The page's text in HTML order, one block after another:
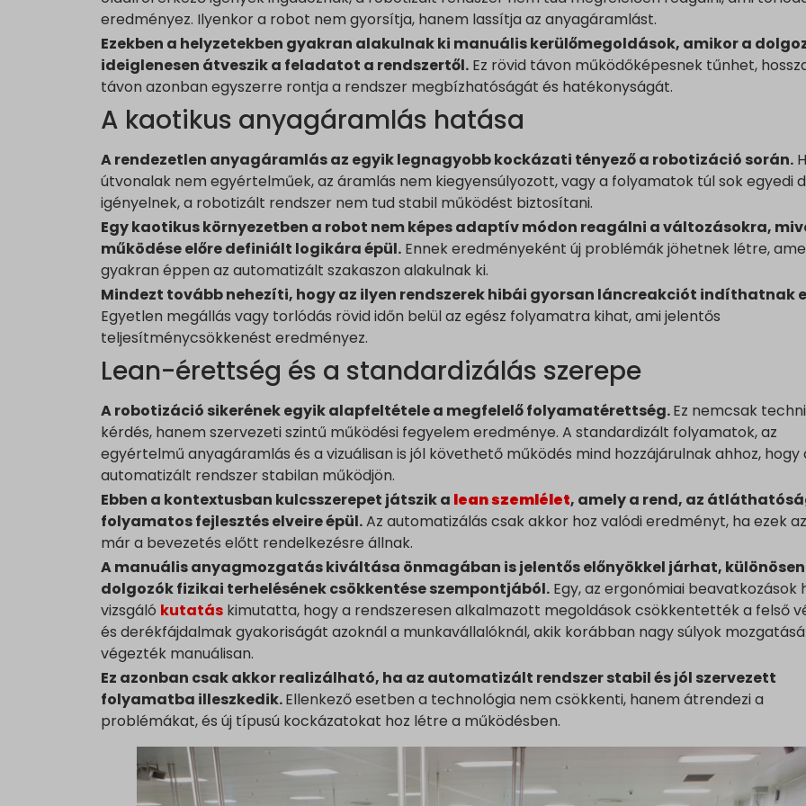
eredményez. Ilyenkor a robot nem gyorsítja, hanem lassítja az anyagáramlást.
Ezekben a helyzetekben gyakran alakulnak ki manuális kerülőmegoldások, amikor a
ideiglenesen átveszik a feladatot a rendszertől. Ez rövid távon működőképesnek tűnhet,
távon azonban egyszerre rontja a rendszer megbízhatóságát és hatékonyságát.
A kaotikus anyagáramlás hatása
A rendezetlen anyagáramlás az egyik legnagyobb kockázati tényező a robotizáció során.
útvonalak nem egyértelműek, az áramlás nem kiegyensúlyozott, vagy a folyamatok túl sok egyedi
igényelnek, a robotizált rendszer nem tud stabil működést biztosítani.
Egy kaotikus környezetben a robot nem képes adaptív módon reagálni a változásokra,
működése előre definiált logikára épül. Ennek eredményeként új problémák jöhetnek létre,
gyakran éppen az automatizált szakaszon alakulnak ki.
Mindezt tovább nehezíti, hogy az ilyen rendszerek hibái gyorsan láncreakciót indíthatnak
Egyetlen megállás vagy torlódás rövid időn belül az egész folyamatra kihat, ami jelentős
teljesítménycsökkenést eredményez.
Lean-érettség és a standardizálás szerepe
A robotizáció sikerének egyik alapfeltétele a megfelelő folyamatérettség.Ez nemcsak
kérdés, hanem szervezeti szintű működési fegyelem eredménye. A standardizált folyamatok, az
egyértelmű anyagáramlás és a vizuálisan is jól követhető működés mind hozzájárulnak ahhoz, hogy
automatizált rendszer stabilan működjön.
Ebben a kontextusban kulcsszerepet játszik a lean szemlélet, amely a rend, az
folyamatos fejlesztés elveire épül.Az automatizálás csak akkor hoz valódi eredményt, ha ezek
már a bevezetés előtt rendelkezésre állnak.
A manuális anyagmozgatás kiváltása önmagában is jelentős előnyökkel járhat,
dolgozók fizikai terhelésének csökkentése szempontjából. Egy, az ergonómiai beavatkozások
vizsgáló kutatás kimutatta, hogy a rendszeresen alkalmazott megoldások csökkentették a felső
és derékfájdalmak gyakoriságát azoknál a munkavállalóknál, akik korábban nagy súlyok
végezték manuálisan.
Ez azonban csak akkor realizálható, ha az automatizált rendszer stabil és jól szervezett
folyamatba illeszkedik.Ellenkező esetben a technológia nem csökkenti, hanem átrendezi a
problémákat, és új típusú kockázatokat hoz létre a működésben.
tk_ai
tk_qs
analytics.google.com
region1.analytics.google.com
region1.google-analytics.com
stats.g.doubleclick.net
www.google-analytics.com
www.googletagmanager.com
www.googleadservices.com
www.google.com
www.youtube.com
_dd_s
s_epac
ssm_au_c
yith_ywraq_items_in_raq
yith_ywraq_session_*
eu2-browse.startpage.com
hm.baidu.com
i.ytimg.com
lean-technology.variantic.com
marketinga21.sg-host.com
www.embedista.com
www.google.ae
www.google.bg
www.google.bj
www.google.ch
www.google.co.id
www.google.co.il
www.google.co.in
www.google.co.jp
www.google.co.uk
www.google.com.hk
www.google.com.tr